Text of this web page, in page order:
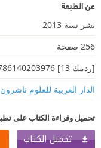
عن الطبعة
نشر سنة 2013
256 صفحة
[ردمك 13] 9786140203976
الدار العربية للعلوم ناشرون
تحميل وقراءة الكتاب على
تحميل الكتاب